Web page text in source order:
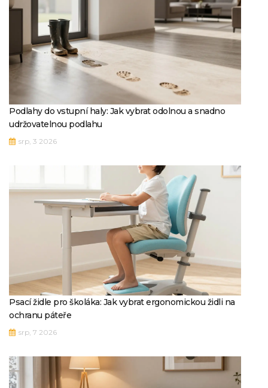
Podlahy do vstupní haly: Jak vybrat odolnou a snadno
udržovatelnou podlahu
srp, 3 2026
Psací židle pro školáka: Jak vybrat ergonomickou židli na
ochranu páteře
srp, 7 2026